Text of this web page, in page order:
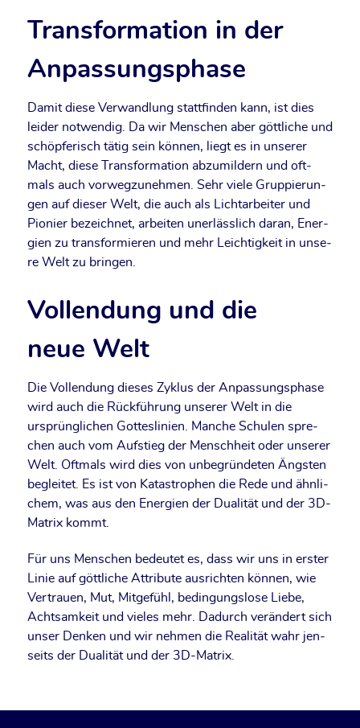
Transformation in der
Anpassungsphase
Damit die­se Ver­wand­lung statt­fin­den kann, ist dies
lei­der not­wen­dig. Da wir Men­schen aber gött­li­che und
schöp­fe­risch tätig sein kön­nen, liegt es in unse­rer
Macht, die­se Trans­for­ma­ti­on abzu­mil­dern und oft­
mals auch vor­weg­zu­neh­men. Sehr vie­le Grup­pie­run­
gen auf die­ser Welt, die auch als Licht­ar­bei­ter und
Pio­nier bezeich­net, arbei­ten uner­läss­lich dar­an, Ener­
gien zu trans­for­mie­ren und mehr Leich­tig­keit in unse­
re Welt zu bringen.
Vollendung und die
neue Welt
Die Voll­endung die­ses Zyklus der Anpas­sungs­pha­se
wird auch die Rück­füh­rung unse­rer Welt in die
ursprüng­li­chen Got­tes­li­ni­en. Man­che Schu­len spre­
chen auch vom Auf­stieg der Mensch­heit oder unse­rer
Welt. Oft­mals wird dies von unbe­grün­de­ten Ängs­ten
beglei­tet. Es ist von Kata­stro­phen die Rede und ähn­li­
chem, was aus den Ener­gien der Dua­li­tät und der 3D-
Matrix kommt.
Für uns Men­schen bedeu­tet es, dass wir uns in ers­ter
Linie auf gött­li­che Attri­bu­te aus­rich­ten kön­nen, wie
Ver­trau­en, Mut, Mit­ge­fühl, bedin­gungs­lo­se Lie­be,
Acht­sam­keit und vie­les mehr. Dadurch ver­än­dert sich
unser Den­ken und wir neh­men die Rea­li­tät wahr jen­
seits der Dua­li­tät und der 3D-Matrix.